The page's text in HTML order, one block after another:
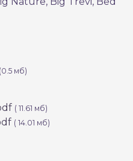
(0.5 мб)
( 11.61 мб)
( 14.01 мб)